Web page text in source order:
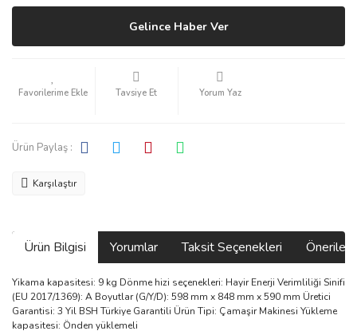
Gelince Haber Ver
Tavsiye Et Yorum Yaz
Ürün Paylaş :
Karşılaştır
Ürün Bilgisi Yorumlar Taksit Seçenekleri
Yikama kapasitesi: 9 kg Dönme hizi seçenekleri: Hayir Enerji Verimliliği Sinifi
(EU 2017/1369): A Boyutlar (G/Y/D): 598 mm x 848 mm x 590 mm Üretici
Garantisi: 3 Yil BSH Türkiye Garantili Ürün Tipi: Çamaşir Makinesi Yükleme
kapasitesi: Önden yüklemeli